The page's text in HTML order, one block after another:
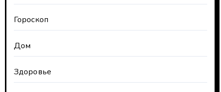
Гороскоп
Дом
Здоровье